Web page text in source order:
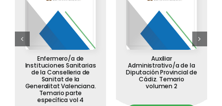
Enfermero/a de
Instituciones Sanitarias
de la Conselleria de
Sanitat de la
Generalitat Valenciana.
Temario parte
específica vol 4
Auxiliar
Administrativo/a de la
Diputación Provincial de
Cádiz. Temario
volumen 2